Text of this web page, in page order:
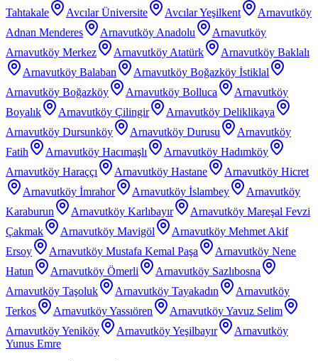
Tahtakale Avcılar Üniversite Avcılar Yeşilkent
Arnavutköy
Adnan Menderes
Arnavutköy Anadolu
Arnavutköy
Arnavutköy Merkez
Arnavutköy Atatürk
Arnavutköy Baklalı
Arnavutköy Balaban
Arnavutköy Boğazköy İstiklal
Arnavutköy Boğazköy
Arnavutköy Bolluca
Arnavutköy
Boyalık
Arnavutköy Çilingir
Arnavutköy Deliklikaya
Arnavutköy Dursunköy
Arnavutköy Durusu
Arnavutköy
Fatih
Arnavutköy Hacımaşlı
Arnavutköy Hadımköy
Arnavutköy Haraççı
Arnavutköy Hastane
Arnavutköy Hicret
Arnavutköy İmrahor
Arnavutköy İslambey
Arnavutköy
Karaburun
Arnavutköy Karlıbayır
Arnavutköy Mareşal Fevzi
Çakmak
Arnavutköy Mavigöl
Arnavutköy Mehmet Akif
Ersoy
Arnavutköy Mustafa Kemal Paşa
Arnavutköy Nene
Hatun
Arnavutköy Ömerli
Arnavutköy Sazlıbosna
Arnavutköy Taşoluk
Arnavutköy Tayakadın
Arnavutköy
Terkos
Arnavutköy Yassıören
Arnavutköy Yavuz Selim
Arnavutköy Yeniköy
Arnavutköy Yeşilbayır
Arnavutköy
Yunus Emre